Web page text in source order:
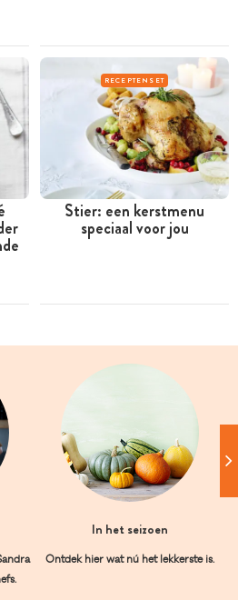
RECEPTENSET
Stier: een kerstmenu
speciaal voor jou
In het seizoen
Ontdek hier wat nú het lekkerste is.